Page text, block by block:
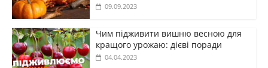
09.09.2023
Чим підживити вишню весною для
кращого урожаю: дієві поради
04.04.2023